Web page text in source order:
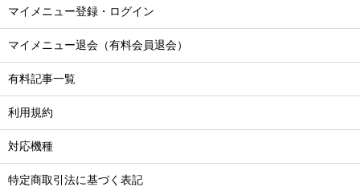
マイメニュー登録・ログイン
マイメニュー退会（有料会員退会）
有料記事一覧
利用規約
対応機種
特定商取引法に基づく表記